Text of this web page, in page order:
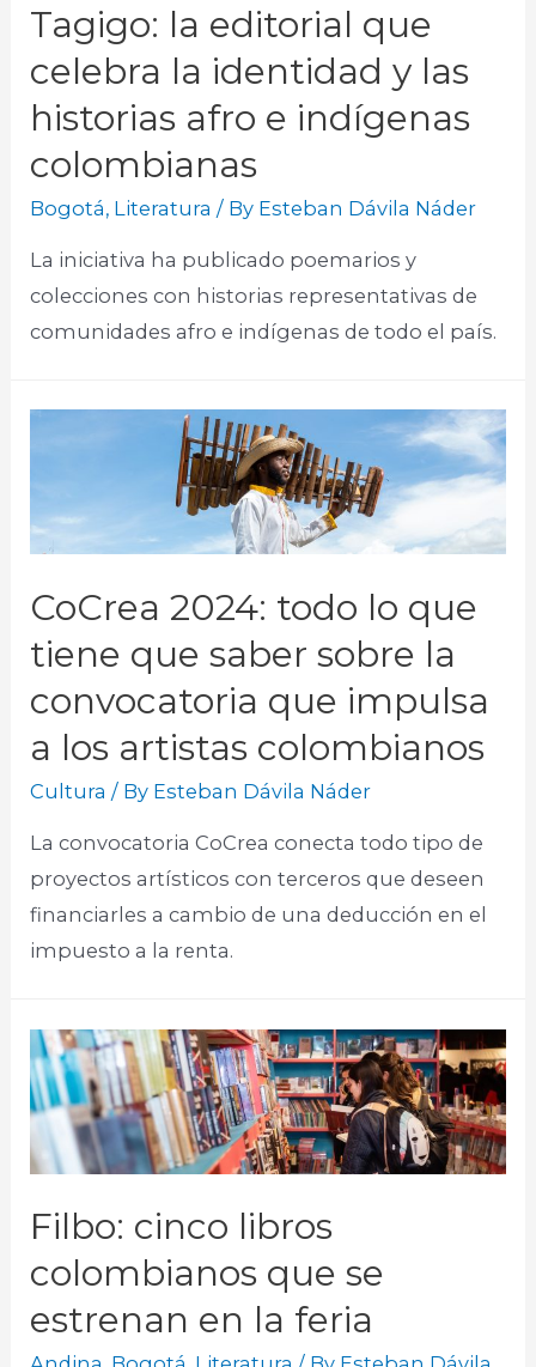
Tagigo: la editorial que
celebra la identidad y las
historias afro e indígenas
colombianas
Bogotá, Literatura / By Esteban Dávila Náder
La iniciativa ha publicado poemarios y
colecciones con historias representativas de
comunidades afro e indígenas de todo el país.
CoCrea 2024: todo lo que
tiene que saber sobre la
convocatoria que impulsa
a los artistas colombianos
Cultura / By Esteban Dávila Náder
La convocatoria CoCrea conecta todo tipo de
proyectos artísticos con terceros que deseen
financiarles a cambio de una deducción en el
impuesto a la renta.
Filbo: cinco libros
colombianos que se
estrenan en la feria